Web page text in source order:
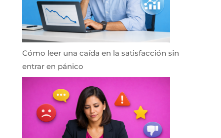
Cómo leer una caída en la satisfacción sin
entrar en pánico